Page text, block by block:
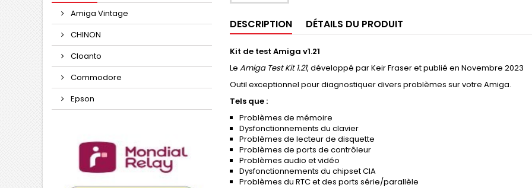
Amiga Vintage
CHINON
Cloanto
Commodore
Epson
DESCRIPTION DÉTAILS DU PRODUIT
Kit de test Amiga v1.21
Le Amiga Test Kit 1.21, développé par Keir Fraser et publié en Novembre 2023
Outil exceptionnel pour diagnostiquer divers problèmes sur votre Amiga.
Tels que :
Problèmes de mémoire
Dysfonctionnements du clavier
Problèmes de lecteur de disquette
Problèmes de ports de contrôleur
Problèmes audio et vidéo
Dysfonctionnements du chipset CIA
Problèmes du RTC et des ports série/parallèle